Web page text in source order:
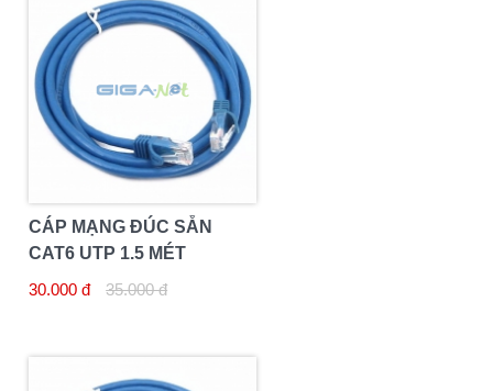
CÁP MẠNG ĐÚC SẴN
CAT6 UTP 1.5 MÉT
30.000 đ
35.000 đ